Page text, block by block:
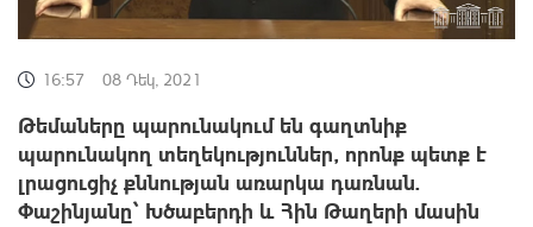
16:57 08 Դեկ, 2021
Թեմաները պարունակում են գաղտնիք
պարունակող տեղեկություններ, որոնք պետք է
լրացուցիչ քննության առարկա դառնան.
Փաշինյանը՝ Խծաբերդի և Հին Թաղերի մասին